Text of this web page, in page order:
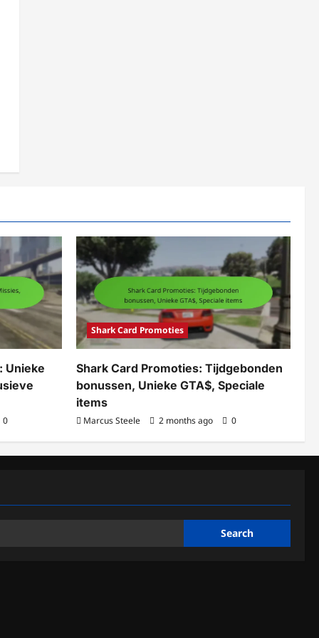
Unieke
0
Shark Card Promoties
Shark Card Promoties: Tijdgebonden
bonussen, Unieke GTA$, Speciale
items
Marcus Steele 2 months ago 0